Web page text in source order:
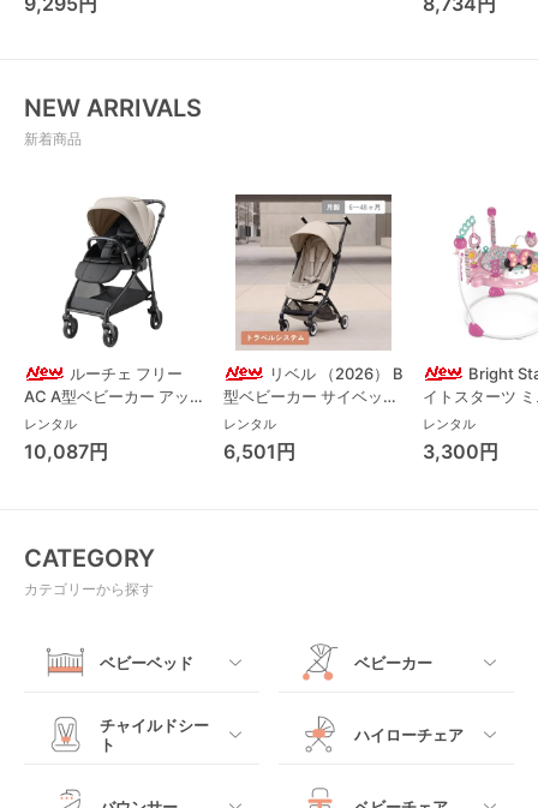
チェア・ベビー
NEW ARRIVALS
新着商品
ルーチェ フリー
AC A型ベビーカー アッ
プリカ(Aprica) A型ベビ
ーカー アップリカ
(Aprica)
レンタル
10,087円
リベル （2026） B
型ベビーカー サイベック
ス(cybex)
レンタル
6,501円
Bright
イトスターツ
ス フォーエバ
レンド ジャン
パルー キッズ
レンタル
3,300円
CATEGORY
カテゴリーから探す
ベビーベッド
すべて
ベビーカー
すべて
チャイルドシー
ト
すべて
ハイローチェア
すべて